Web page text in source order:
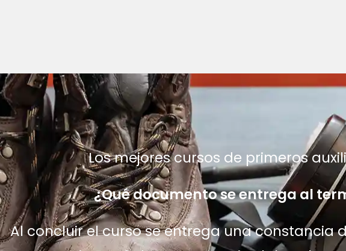
Los mejores cursos de primeros
¿Qué documento se entrega al
Al concluir el curso se entrega una constancia